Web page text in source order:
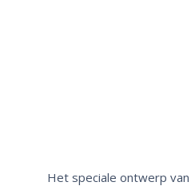
Het speciale ontwerp